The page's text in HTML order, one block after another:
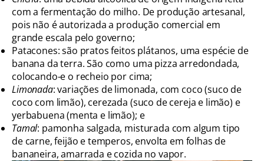
com a fermentação do milho. De produção artesanal,
pois não é autorizada a produção comercial em
grande escala pelo governo;
Patacones: são pratos feitos plátanos, uma espécie de
banana da terra. São como uma pizza arredondada,
colocando-e o recheio por cima;
Limonada: variações de limonada, com coco (suco de
coco com limão), cerezada (suco de cereja e limão) e
yerbabuena (menta e limão); e
Tamal: pamonha salgada, misturada com algum tipo
de carne, feijão e temperos, envolta em folhas de
bananeira, amarrada e cozida no vapor.